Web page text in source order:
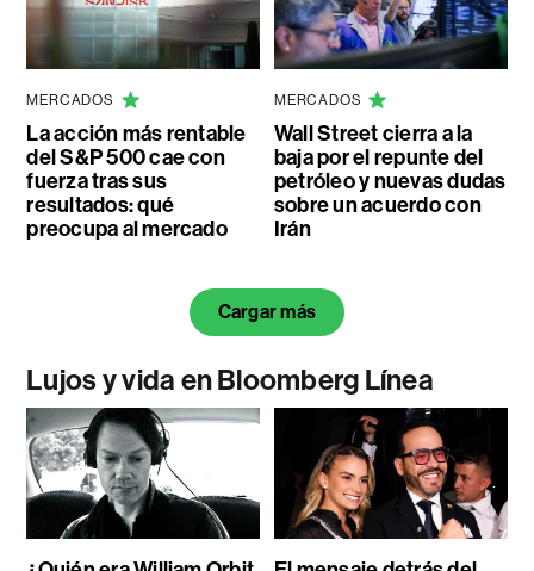
MERCADOS
La acción más rentable
del S&P 500 cae con
fuerza tras sus
resultados: qué
preocupa al mercado
MERCADOS
Wall Street cierra a la
baja por el repunte del
petróleo y nuevas dudas
sobre un acuerdo con
Irán
Cargar más
Lujos y vida en Bloomberg Línea